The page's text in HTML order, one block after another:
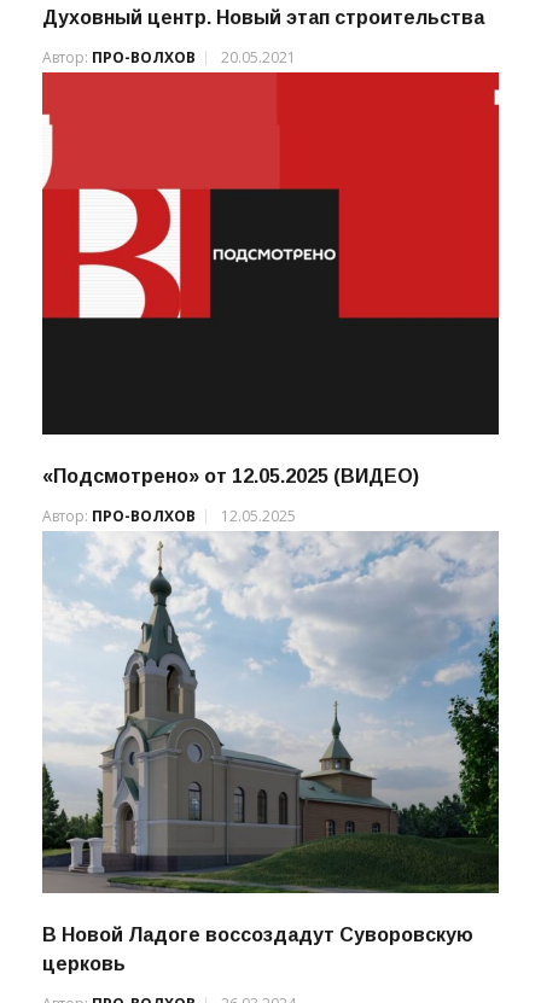
Духовный центр. Новый этап строительства
Автор: ПРО-ВОЛХОВ 20.05.2021
«Подсмотрено» от 12.05.2025 (ВИДЕО)
Автор: ПРО-ВОЛХОВ 12.05.2025
В Новой Ладоге воссоздадут Суворовскую
церковь